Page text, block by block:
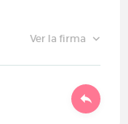
Ver la firma